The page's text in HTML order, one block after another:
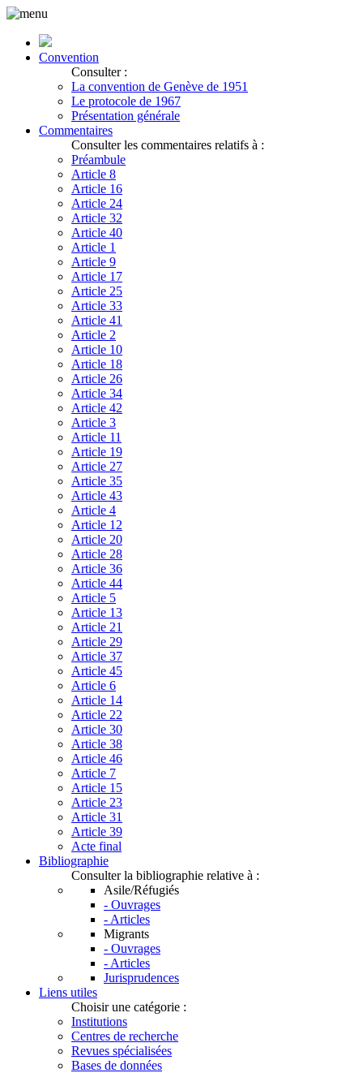
Convention
Consulter :
La convention de Genève de 1951
Le protocole de 1967
Présentation générale
Commentaires
Consulter les commentaires relatifs à :
Préambule
Article 8
Article 16
Article 24
Article 32
Article 40
Article 1
Article 9
Article 17
Article 25
Article 33
Article 41
Article 2
Article 10
Article 18
Article 26
Article 34
Article 42
Article 3
Article 11
Article 19
Article 27
Article 35
Article 43
Article 4
Article 12
Article 20
Article 28
Article 36
Article 44
Article 5
Article 13
Article 21
Article 29
Article 37
Article 45
Article 6
Article 14
Article 22
Article 30
Article 38
Article 46
Article 7
Article 15
Article 23
Article 31
Article 39
Acte final
Bibliographie
Consulter la bibliographie relative à :
Asile/Réfugiés
- Ouvrages
- Articles
Migrants
- Ouvrages
- Articles
Jurisprudences
Liens utiles
Choisir une catégorie :
Institutions
Centres de recherche
Revues spécialisées
Bases de données